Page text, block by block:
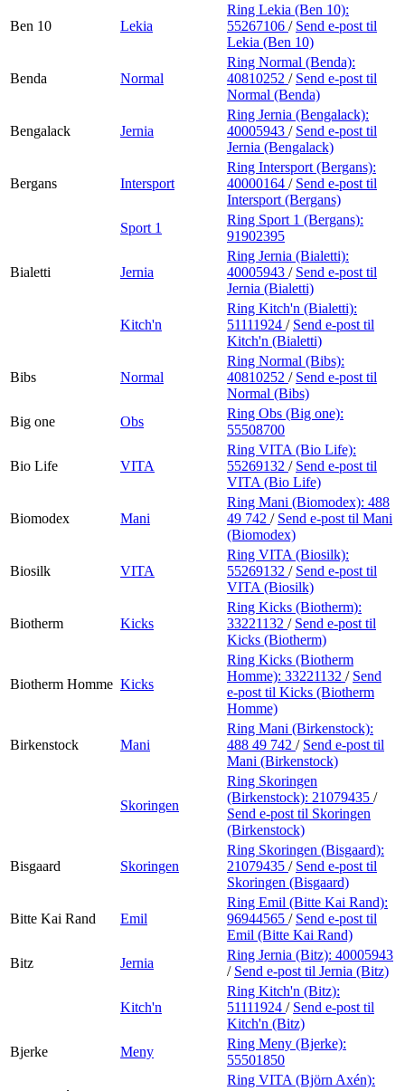
Ben 10 Lekia
Ring Lekia (Ben 10):
55267106 / Send e-post til
Lekia (Ben 10)
Benda Normal
Ring Normal (Benda):
40810252 / Send e-post til
Normal (Benda)
Bengalack Jernia
Ring Jernia (Bengalack):
40005943 / Send e-post til
Jernia (Bengalack)
Bergans Intersport
Ring Intersport (Bergans):
40000164 / Send e-post til
Intersport (Bergans)
Sport 1
Ring Sport 1 (Bergans):
91902395
Bialetti Jernia
Ring Jernia (Bialetti):
40005943 / Send e-post til
Jernia (Bialetti)
Kitch'n
Ring Kitch'n (Bialetti):
51111924 / Send e-post til
Kitch'n (Bialetti)
Bibs Normal
Ring Normal (Bibs):
40810252 / Send e-post til
Normal (Bibs)
Big one
Obs
Ring Obs (Big one):
55508700
Bio Life VITA
Ring VITA (Bio Life):
55269132 / Send e-post til
VITA (Bio Life)
Biomodex Mani
Ring Mani (Biomodex): 488
49 742 / Send e-post til Mani
(Biomodex)
Biosilk VITA
Ring VITA (Biosilk):
55269132 / Send e-post til
VITA (Biosilk)
Biotherm Kicks
Ring Kicks (Biotherm):
33221132 / Send e-post til
Kicks (Biotherm)
Biotherm Homme Kicks
Ring Kicks (Biotherm
Homme): 33221132 / Send
e-post til Kicks (Biotherm
Homme)
Birkenstock Mani
Ring Mani (Birkenstock):
488 49 742 / Send e-post til
Mani (Birkenstock)
Skoringen
Ring Skoringen
(Birkenstock): 21079435 /
Send e-post til Skoringen
(Birkenstock)
Bisgaard Skoringen
Ring Skoringen (Bisgaard):
21079435 / Send e-post til
Skoringen (Bisgaard)
Bitte Kai Rand Emil
Ring Emil (Bitte Kai Rand):
96944565 / Send e-post til
Emil (Bitte Kai Rand)
Bitz
Jernia
Ring Jernia (Bitz): 40005943
/ Send e-post til Jernia (Bitz)
Kitch'n
Ring Kitch'n (Bitz):
51111924 / Send e-post til
Kitch'n (Bitz)
Bjerke
Meny
Ring Meny (Bjerke):
55501850
Ring VITA (Björn Axén):